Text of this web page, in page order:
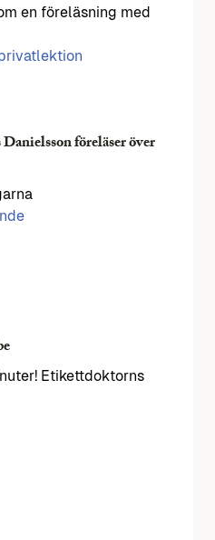
en föreläsning med
föreläser över
Etikettdoktorns